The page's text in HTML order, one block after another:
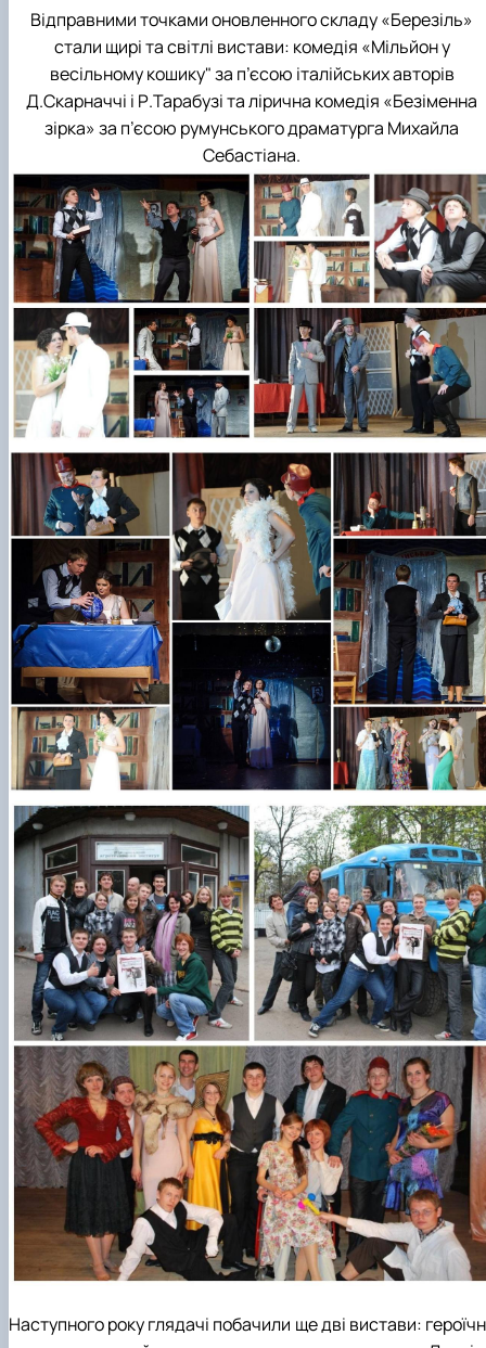
Відправними точками оновленного складу «Березіль»
стали щирі та світлі вистави: комедія «Мільйон у
весільному кошику" за п’єсою італійських авторів
Д.Скарначчі і Р.Тарабузі та лірична комедія «Безіменна
зірка» за п’єсою румунського драматурга Михайла
Себастіана.
Наступного року глядачі побачили ще дві вистави: